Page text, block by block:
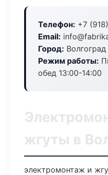
Телефон: +7
Email:
Город: Волгоград
Режим работы:
обед 13:00-14:00
жгуты в
электромонтаж и